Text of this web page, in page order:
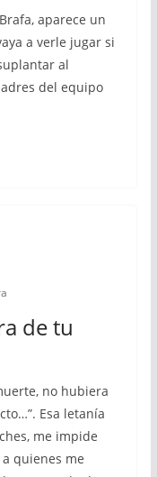
aparece un
a verle jugar si
al
del equipo
de tu
no hubiera
Esa letanía
me impide
quienes me